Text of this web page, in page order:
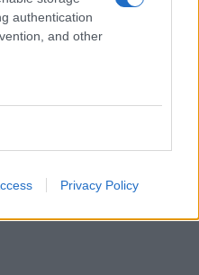
authentication
and other
Privacy Policy